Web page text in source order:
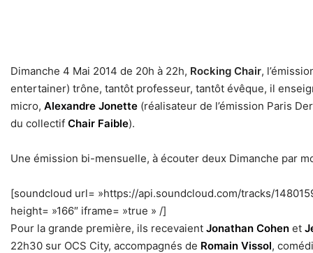
Dimanche 4 Mai 2014 de 20h à 22h, Rocking Chair,
entertainer) trône, tantôt professeur, tantôt évêque, il
micro, Alexandre Jonette (réalisateur de l’émission Paris
du collectif Chair Faible).
Une émission bi-mensuelle, à écouter deux Dimanche par
[soundcloud url= »https://api.soundcloud.com/tracks/
height= »166″ iframe= »true » /]
Pour la grande première, ils recevaient Jonathan Cohen et
22h30 sur OCS City, accompagnés de Romain Vissol,